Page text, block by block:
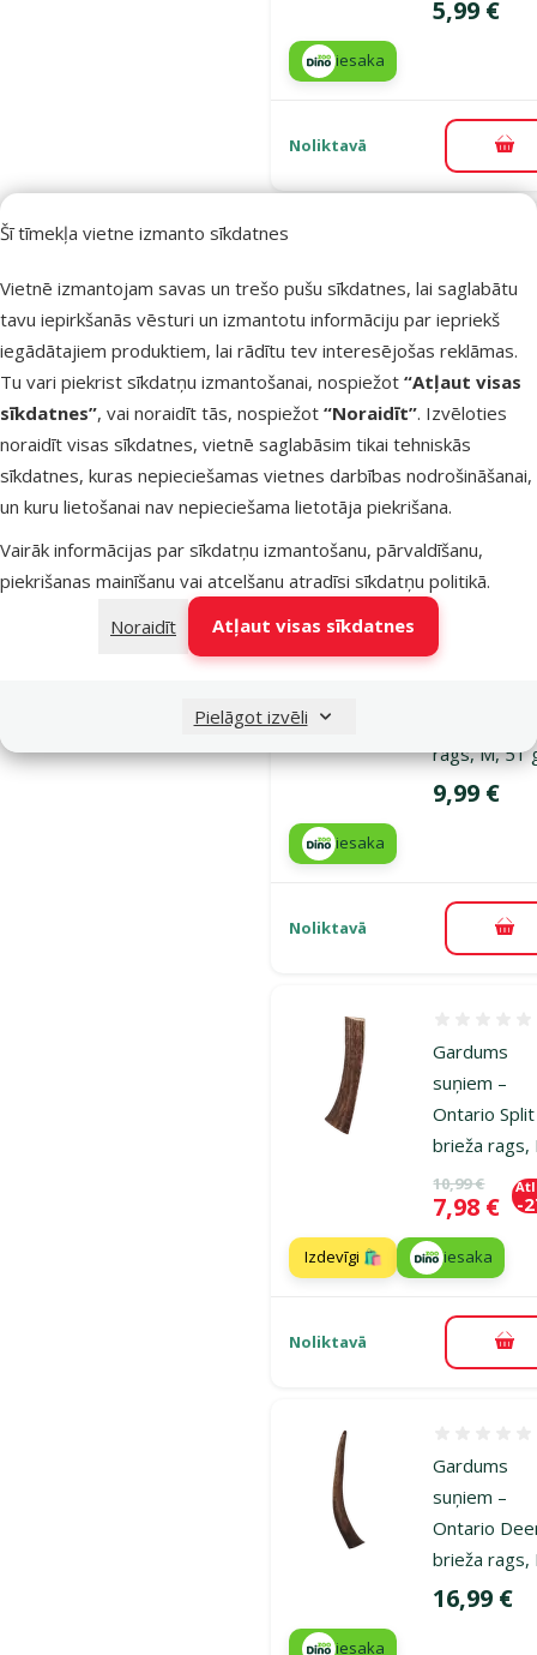
Šī tīmekļa vietne izmanto sīkdatnes
Vietnē izmantojam savas un trešo pušu sīkdatnes, lai saglabātu
tavu iepirkšanās vēsturi un izmantotu informāciju par iepriekš
iegādātajiem produktiem, lai rādītu tev interesējošas reklāmas.
Tu vari piekrist sīkdatņu izmantošanai, nospiežot “Atļaut visas
sīkdatnes”, vai noraidīt tās, nospiežot “Noraidīt”. Izvēloties
noraidīt visas sīkdatnes, vietnē saglabāsim tikai tehniskās
sīkdatnes, kuras nepieciešamas vietnes darbības nodrošināšanai,
un kuru lietošanai nav nepieciešama lietotāja piekrišana.
Vairāk informācijas par sīkdatņu izmantošanu, pārvaldīšanu,
piekrišanas mainīšanu vai atcelšanu atradīsi sīkdatņu politikā.
Noraidīt
Atļaut visas sīkdatnes
Pielāgot izvēli
Cena
5,99 €
iesaka
Noliktavā
suņiem –
Ontario
rags, S, 30 g
Cena
6,99 €
iesaka
Gardums
rags, M, 51
Cena
9,99 €
iesaka
Noliktavā
Gardums
suņiem –
Ontario Split
brieža rags,
Oriģinālā
10,99 €
Cena
7,98 € -
Izdevīgi 🛍️ iesaka
Noliktavā
Gardums
suņiem –
Ontario
brieža rags,
Cena
16,99 €
iesaka